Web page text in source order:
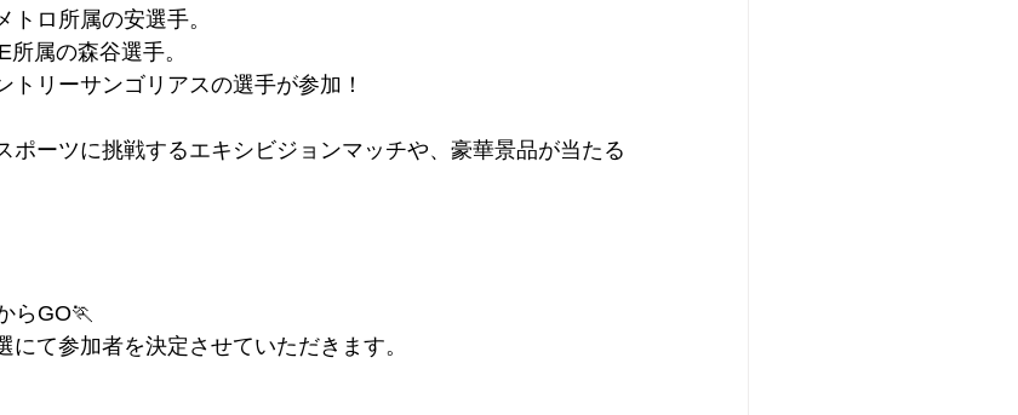
ロ所属の安選手。
属の森谷選手。
トリーサンゴリアスの選手が参加！
ポーツに挑戦するエキシビジョンマッチや、豪華景品が当たる
らGO🏃
て参加者を決定させていただきます。